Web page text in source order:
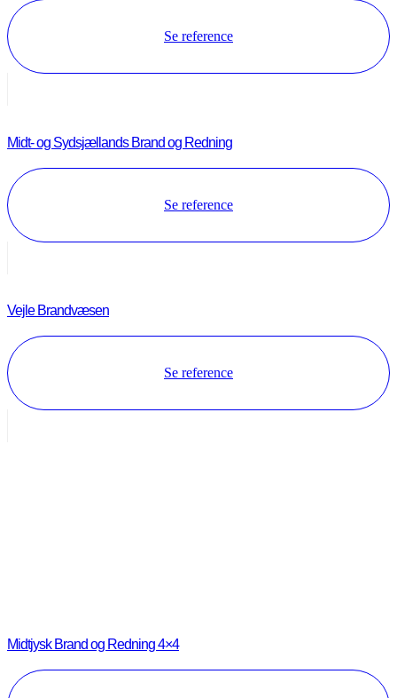
Se reference
Midt- og Sydsjællands Brand og Redning
Se reference
Vejle Brandvæsen
Se reference
Midtjysk Brand og Redning 4×4